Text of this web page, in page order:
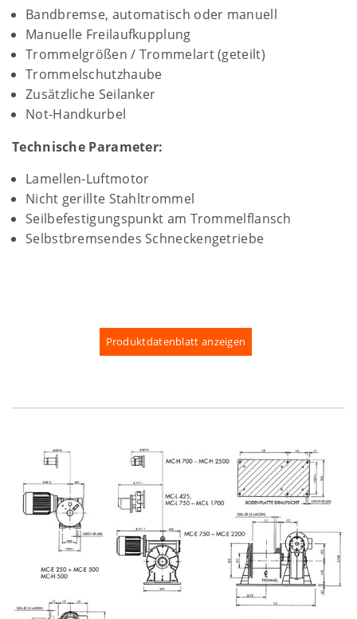
Bandbremse, automatisch oder manuell
Manuelle Freilaufkupplung
Trommelgrößen / Trommelart (geteilt)
Trommelschutzhaube
Zusätzliche Seilanker
Not-Handkurbel
Technische Parameter:
Lamellen-Luftmotor
Nicht gerillte Stahltrommel
Seilbefestigungspunkt am Trommelflansch
Selbstbremsendes Schneckengetriebe
Produktdatenblatt anzeigen